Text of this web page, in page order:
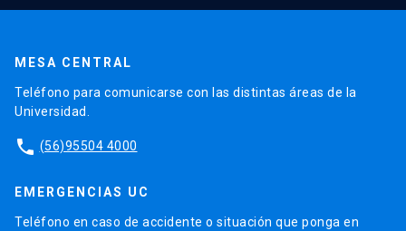
MESA CENTRAL
Teléfono para comunicarse con las distintas áreas de la
Universidad.
phone (56)95504 4000
EMERGENCIAS UC
Teléfono en caso de accidente o situación que ponga en